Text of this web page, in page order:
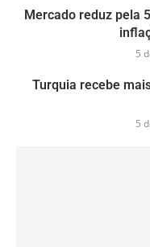
Mercado reduz pela
5
Turquia recebe
5